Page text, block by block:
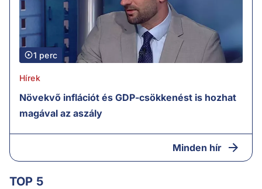
1 perc
Hírek
Növekvő inflációt és GDP-csökkenést is hozhat
magával az aszály
Minden hír
TOP 5